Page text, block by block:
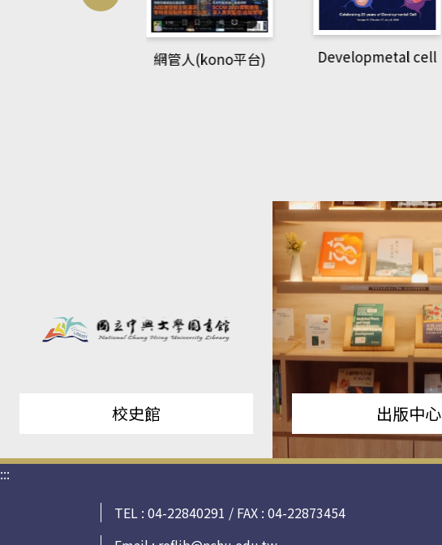
網管人(kono平台) Developmetal cell
校史館 出版中心
:::
TEL : 04-22840291 / FAX : 04-22873454